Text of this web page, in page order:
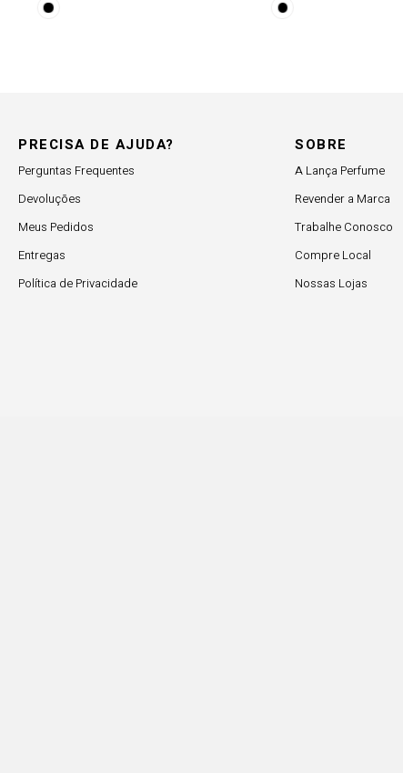
Acetinado Média
PRECISA DE AJUDA?
Perguntas Frequentes
Devoluções
Meus Pedidos
Entregas
Política de Privacidade
SOBRE
A Lança Perfume
Revender a Marca
Trabalhe Conosco
Compre Local
Nossas Lojas